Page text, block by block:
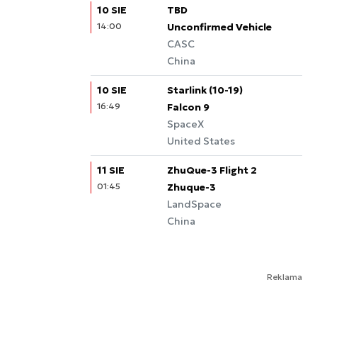
10 SIE
14:00
TBD
Unconfirmed Vehicle
CASC
China
10 SIE
16:49
Starlink (10-19)
Falcon 9
SpaceX
United States
11 SIE
01:45
ZhuQue-3 Flight 2
Zhuque-3
LandSpace
China
Reklama